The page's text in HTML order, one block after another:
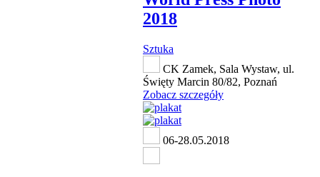
2018
Sztuka
CK Zamek, Sala Wystaw, ul.
Święty Marcin 80/82, Poznań
Zobacz szczegóły
06-28.05.2018